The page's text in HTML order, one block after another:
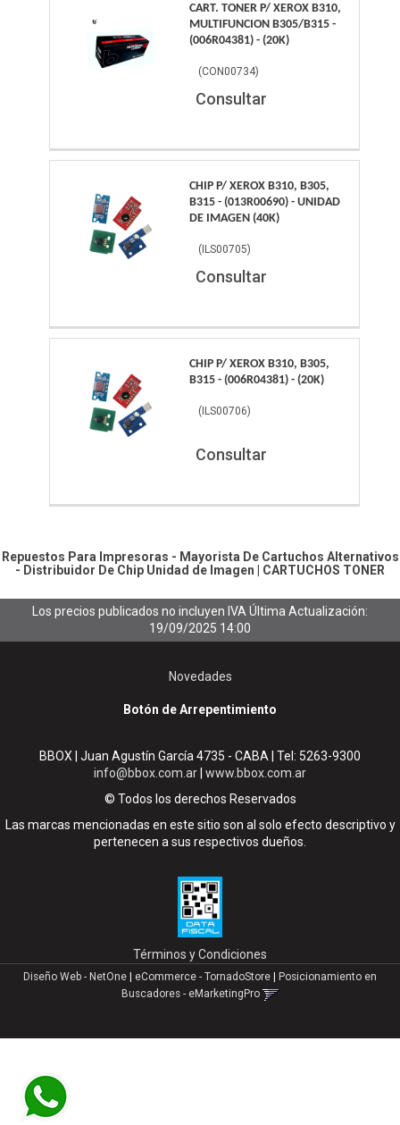
CART. TONER P/ XEROX B310,
MULTIFUNCION B305/B315 -
(006R04381) - (20K)
(CON00734)
Consultar
CHIP P/ XEROX B310, B305,
B315 - (013R00690) - UNIDAD
DE IMAGEN (40K)
(ILS00705)
Consultar
CHIP P/ XEROX B310, B305,
B315 - (006R04381) - (20K)
(ILS00706)
Consultar
Repuestos Para Impresoras - Mayorista De Cartuchos Alternativos
- Distribuidor De Chip Unidad de Imagen CARTUCHOS TONER
Los precios publicados no incluyen IVA Última Actualización:
19/09/2025 14:00
Novedades
Botón de Arrepentimiento
BBOX | Juan Agustín García 4735 - CABA | Tel: 5263-9300
info@bbox.com.ar www.bbox.com.ar
© Todos los derechos Reservados
Las marcas mencionadas en este sitio son al solo efecto descriptivo y
pertenecen a sus respectivos dueños.
Términos y Condiciones
Diseño Web - NetOne eCommerce - TornadoStore
Posicionamiento en
Buscadores - eMarketingPro